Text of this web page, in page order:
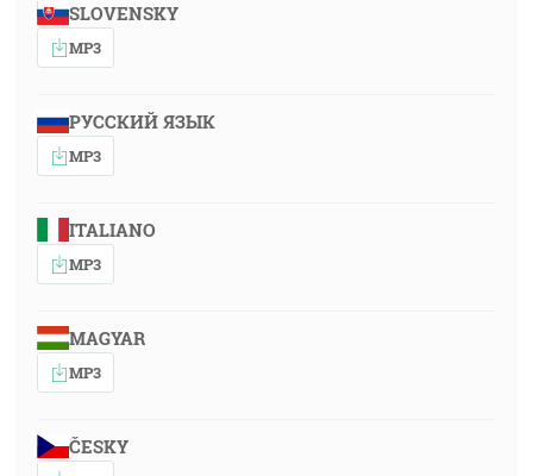
SLOVENSKY
MP3
РУССКИЙ ЯЗЫК
MP3
ITALIANO
MP3
MAGYAR
MP3
ČESKY